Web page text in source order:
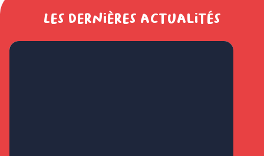
Les dernières actualités